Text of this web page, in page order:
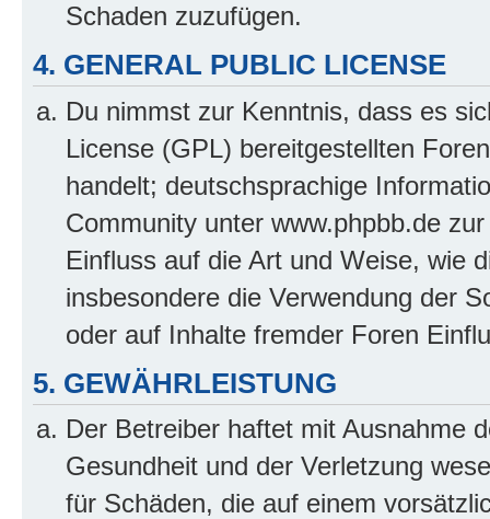
Schaden zuzufügen.
4. GENERAL PUBLIC LICENSE
Du nimmst zur Kenntnis, dass es
License (GPL) bereitgestellten
handelt; deutschsprachige
Community unter www.phpbb.de
Einfluss auf die Art und Weise, wie
insbesondere die Verwendung der
oder auf Inhalte fremder Foren
5. GEWÄHRLEISTUNG
Der Betreiber haftet mit Ausnahme
Gesundheit und der Verletzung
für Schäden, die auf einem